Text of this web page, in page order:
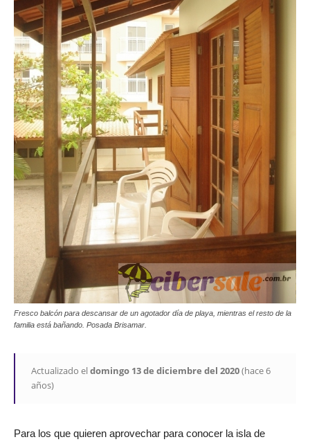
Fresco balcón para descansar de un agotador día de playa, mientras el resto de la
familia está bañando. Posada Brisamar.
Actualizado eldomingo 13 de diciembre del 2020(hace 6
años)
Para los que quieren aprovechar para conocer la isla de